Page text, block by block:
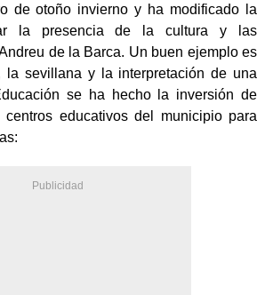
de otoño invierno y ha modificado la
la presencia de la cultura y las
de la Barca. Un buen ejemplo es
la sevillana y la interpretación de una
se ha hecho la inversión de
educativos del municipio para